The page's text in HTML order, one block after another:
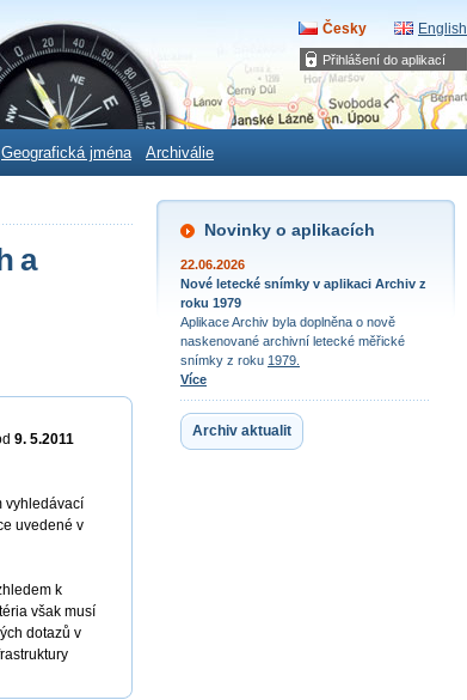
Přihlášení do aplikací
Česky English
Geografická jména Archiválie
Novinky o aplikacích
22.06.2026
Nové letecké snímky v aplikaci Archiv z
roku 1979
Aplikace Archiv byla doplněna o nově
naskenované archivní letecké měřické
snímky z roku 1979.
Více
Archiv aktualit
a
9. 5.2011
vyhledávací
uvedené v
k
však musí
dotazů v